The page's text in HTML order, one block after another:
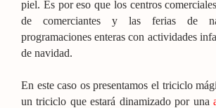
piel. Es por eso que los centros
de comerciantes y las ferias de
programaciones enteras con actividades
de navidad.
En este caso os presentamos el triciclo
un triciclo que estará dinamizado por una